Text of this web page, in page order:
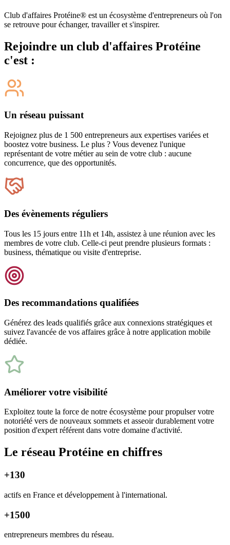
Club d'affaires Protéine® est un écosystème d'entrepreneurs où l'on
se retrouve pour échanger, travailler et s'inspirer.
Rejoindre un club d'affaires Protéine
c'est :
Un réseau puissant
Rejoignez plus de 1 500 entrepreneurs aux expertises variées et
boostez votre business. Le plus ? Vous devenez l'unique
représentant de votre métier au sein de votre club : aucune
concurrence, que des opportunités.
Des évènements réguliers
Tous les 15 jours entre 11h et 14h, assistez à une réunion avec les
membres de votre club. Celle-ci peut prendre plusieurs formats :
business, thématique ou visite d'entreprise.
Des recommandations qualifiées
Générez des leads qualifiés grâce aux connexions stratégiques et
suivez l'avancée de vos affaires grâce à notre application mobile
dédiée.
Améliorer votre visibilité
Exploitez toute la force de notre écosystème pour propulser votre
notoriété vers de nouveaux sommets et asseoir durablement votre
position d'expert référent dans votre domaine d'activité.
Le réseau Protéine en chiffres
+130
actifs en France et développement à l'international.
+1500
entrepreneurs membres du réseau.